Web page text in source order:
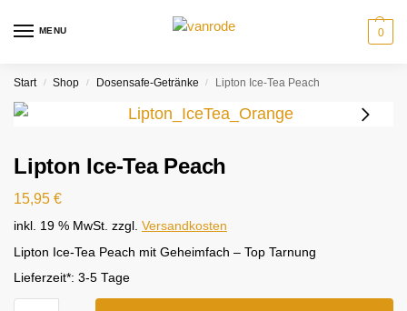
MENU 0
Start / Shop / Dosensafe-Getränke / Lipton Ice-Tea Peach
Lipton Ice-Tea Peach
15,95 €
inkl. 19 % MwSt. zzgl. Versandkosten
Lipton Ice-Tea Peach mit Geheimfach – Top Tarnung
Lieferzeit*: 3-5 Tage